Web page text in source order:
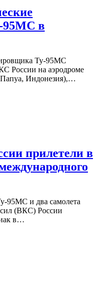
95МС в
Ту-95МС
России на аэродроме
Папуа, Индонезия),…
прилетели в
95МС и два самолета
(ВКС) России
в…